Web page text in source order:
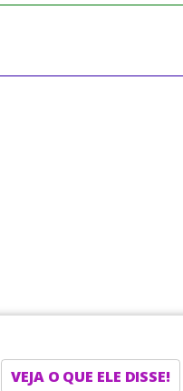
VEJA O QUE ELE DISSE!